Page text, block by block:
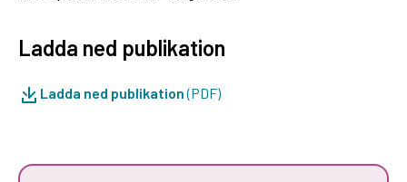
Ladda ned publikation
Ladda ned publikation(PDF)